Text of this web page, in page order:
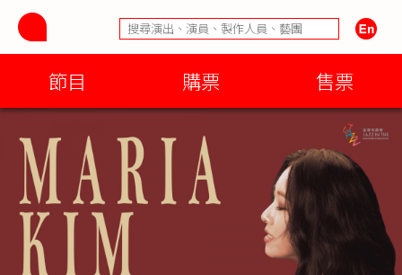
節目 購票 售票